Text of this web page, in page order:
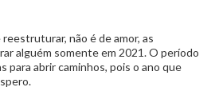
não é de amor, as
alguém somente em 2021. O período
para abrir caminhos, pois o ano que